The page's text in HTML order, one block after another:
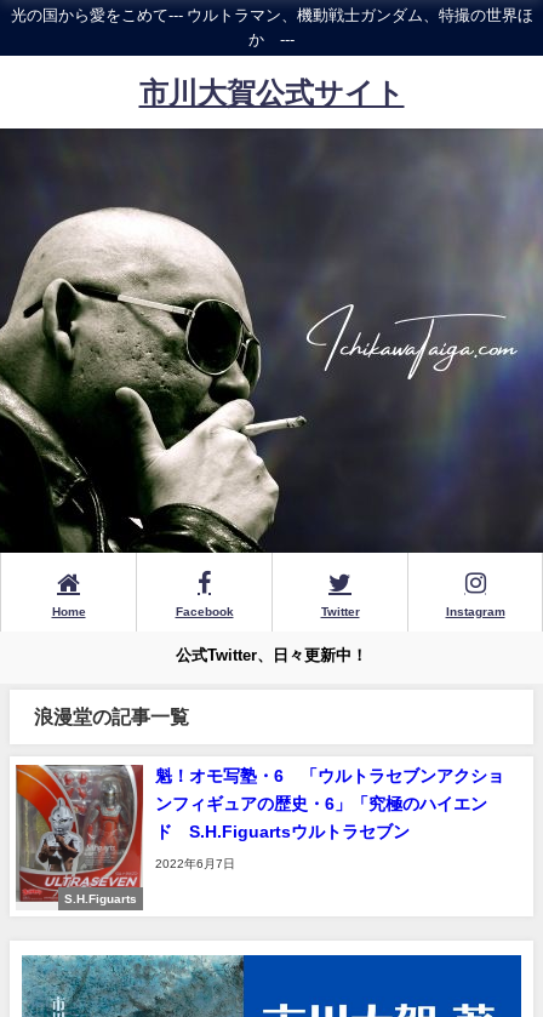
光の国から愛をこめて--- ウルトラマン、機動戦士ガンダム、特撮の世界ほ
か ---
市川大賀公式サイト
Home Facebook Twitter Instagram
公式Twitter、日々更新中！
浪漫堂の記事一覧
S.H.Figuarts
魁！オモ写塾・6 「ウルトラセブンアクショ
ンフィギュアの歴史・6」「究極のハイエン
ド S.H.Figuartsウルトラセブン
2022年6月7日